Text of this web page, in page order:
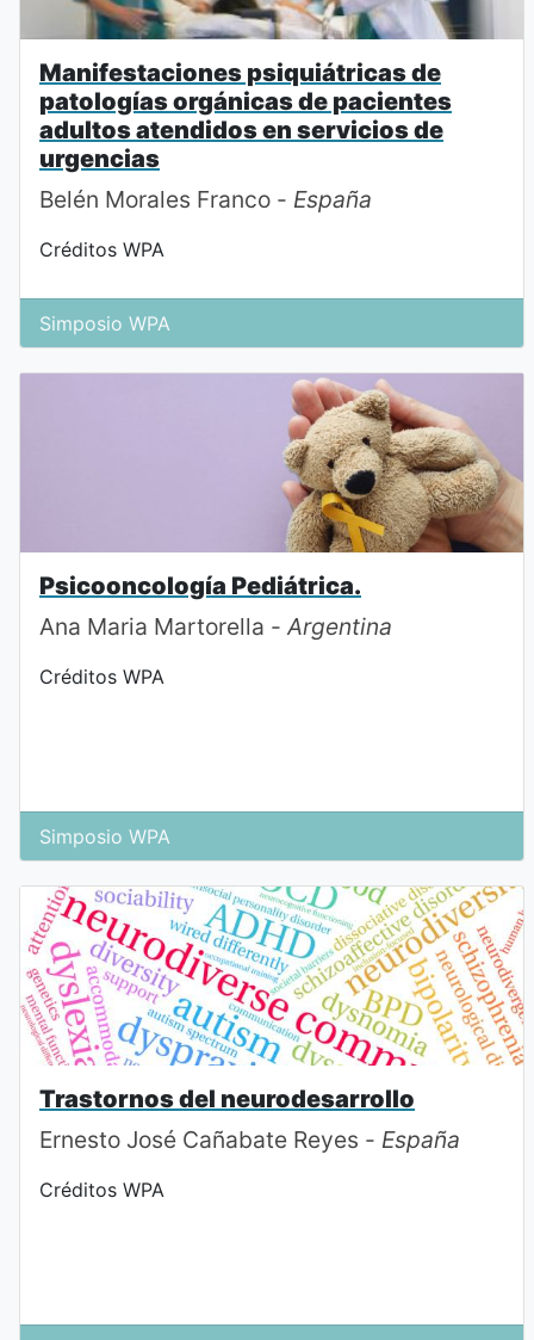
Manifestaciones psiquiátricas de
patologías orgánicas de pacientes
adultos atendidos en servicios de
urgencias
Belén Morales Franco - España
Créditos WPA
Simposio WPA
Psicooncología Pediátrica.
Ana Maria Martorella - Argentina
Créditos WPA
Simposio WPA
Trastornos del neurodesarrollo
Ernesto José Cañabate Reyes - España
Créditos WPA